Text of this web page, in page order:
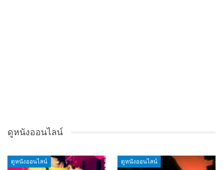
ดูหนังออนไลน์
ดูหนังออนไลน์ ดูหนังออนไลน์